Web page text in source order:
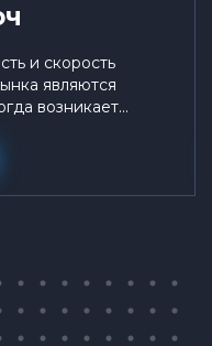
и скорость
являются
возникает...